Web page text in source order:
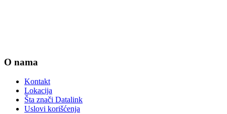
O nama
Kontakt
Lokacija
Šta znači Datalink
Uslovi korišćenja